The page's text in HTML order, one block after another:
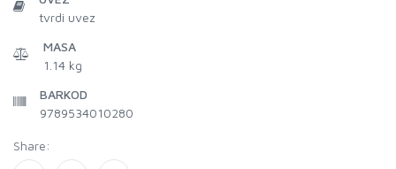
tvrdi uvez
MASA
1.14 kg
BARKOD
9789534010280
Share: